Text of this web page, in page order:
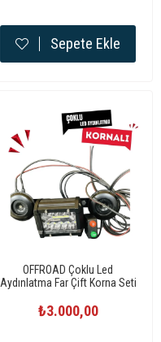
Sepete Ekle
OFFROAD Çoklu Led
Aydınlatma Far Çift Korna Seti
₺3.000,00